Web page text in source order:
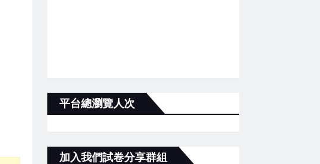
平台總瀏覽人次
加入我們試卷分享群組